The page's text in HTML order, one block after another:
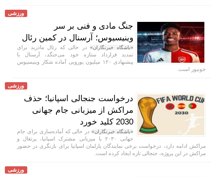
ورزشی
جنگ مادی و فنی بر سر
وینیسیوس؛ آرسنال در کمین رئال
«باشگاه خبرنگاران»در حالی که رئال مادرید برای
تمدید قرارداد ستاره خود می‌جنگد، آرسنال با
پیشنهادی ۱۲۰ میلیون یورویی آماده شکار وینیسیوس
جونیور است.
ورزشی
درخواست جنجالی اسپانیا؛ حذف
مراکش از میزبانی جام جهانی
2030 کلید خورد
«باشگاه خبرنگاران»در حالی که آماده‌سازی برای جام
جهانی ۲۰۳۰ با میزبانی مشترک اسپانیا، پرتغال و
مراکش ادامه دارد، درخواست برخی نمایندگان پارلمان اسپانیا برای بازنگری در حضور
مراکش در این پروژه، جنجالی تازه ایجاد کرده است.
ورزشی